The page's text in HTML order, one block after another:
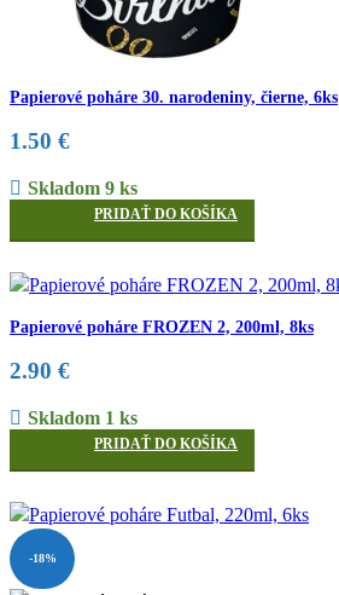
Papierové poháre 30. narodeniny, čierne, 6ks
1.50 €
Skladom 9 ks
PRIDAŤ DO KOŠÍKA
Papierové poháre FROZEN 2, 200ml, 8ks
2.90 €
Skladom 1 ks
PRIDAŤ DO KOŠÍKA
-18%